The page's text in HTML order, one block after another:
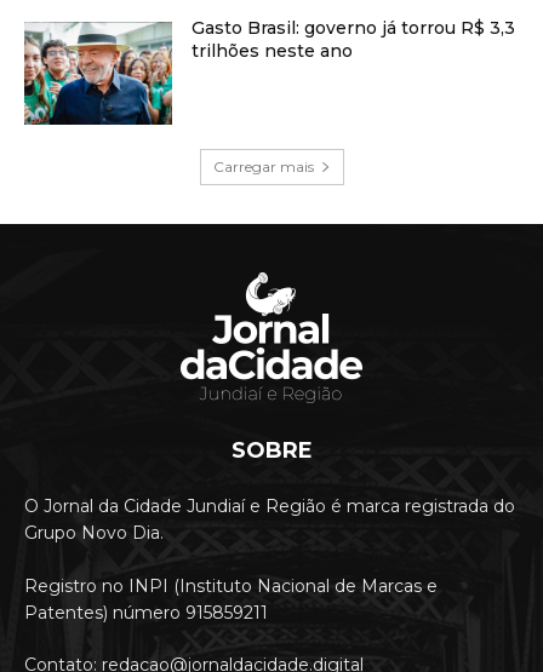
Gasto Brasil: governo já torrou R$ 3,3
trilhões neste ano
Carregar mais
SOBRE
O Jornal da Cidade Jundiaí e Região é marca registrada do
Grupo Novo Dia.
Registro no INPI (Instituto Nacional de Marcas e
Patentes) número 915859211
Contato: redacao@jornaldacidade.digital